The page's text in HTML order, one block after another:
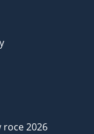
roce 2026